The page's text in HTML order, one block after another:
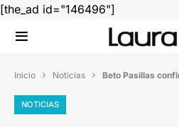
[the_ad id="146496"]
Inicio  Noticias  Beto Pasillas
NOTICIAS